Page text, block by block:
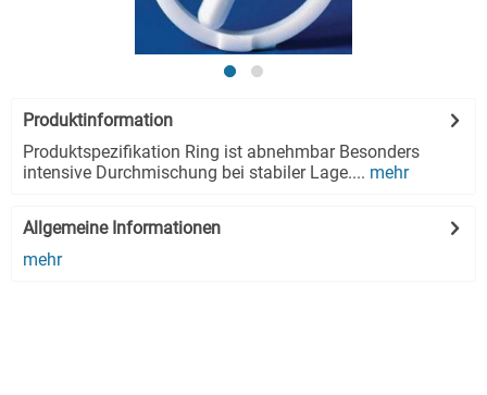
Produktinformation
Produktspezifikation Ring ist abnehmbar Besonders
intensive Durchmischung bei stabiler Lage.... mehr
Allgemeine Informationen
mehr